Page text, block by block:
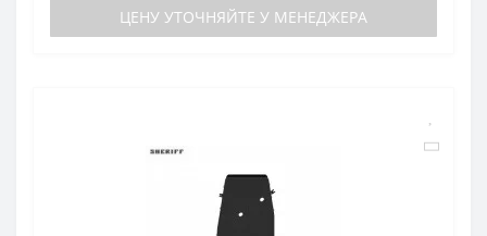
ЦЕНУ УТОЧНЯЙТЕ У МЕНЕДЖЕРА